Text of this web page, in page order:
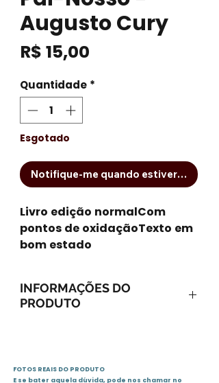
Augusto Cury
R$ 15,00
Quantidade *
Esgotado
Notifique-me quando estiver
Livro edição normalCom
pontos de oxidaçãoTexto em
bom estado
INFORMAÇÕES DO
PRODUTO
ISBN-13: 978-8575422564
FOTOS REAIS DO PRODUTO
E se bater aquela dúvida, pode nos chamar no